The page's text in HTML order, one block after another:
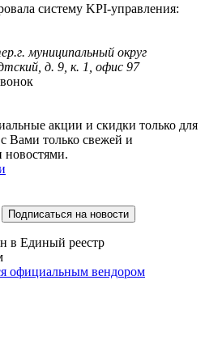
систему KPI-управления:
муниципальный округ
д. 9, к. 1, офис 97
акции и скидки только для
Вами только свежей и
новостями.